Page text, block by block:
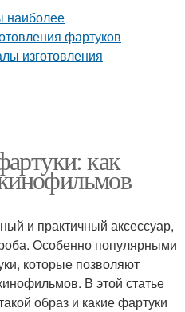
как
и практичный аксессуар,
Особенно популярными
которые позволяют
В этой статье
образ и какие фартуки